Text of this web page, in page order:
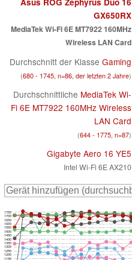
Asus ROG Zephyrus Duo 16
GX650RX
MediaTek Wi-Fi 6E MT7922 160MHz
Wireless LAN Card
Durchschnitt der Klasse Gaming
(680 - 1745, n=86, der letzten 2 Jahre)
Durchschnittliche MediaTek Wi-
Fi 6E MT7922 160MHz Wireless
LAN Card
(644 - 1775, n=87)
Gigabyte Aero 16 YE5
Intel Wi-Fi 6E AX210
1150
1200
1250
1300
1350
1400
1450
1500
1550
1600
1650
1700
1750